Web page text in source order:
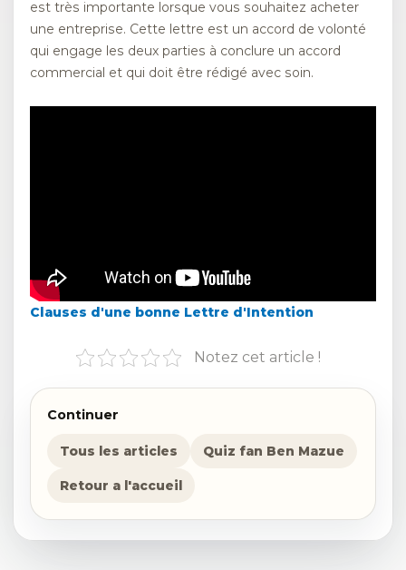
est très importante lorsque vous souhaitez acheter
une entreprise. Cette lettre est un accord de volonté
qui engage les deux parties à conclure un accord
commercial et qui doit être rédigé avec soin.
Clauses d'une bonne Lettre d'Intention
Notez cet article !
Continuer
Tous les articles Quiz fan Ben Mazue
Retour a l'accueil